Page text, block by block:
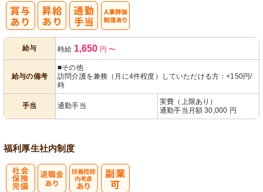
給与 時給 1,650 円 〜
給与の備考
■その他
訪問介護を兼務（月に4件程度）していただける方：+150円/
時
手当 通勤手当
実費（上限あり）
通勤手当月額 30,000 円
福利厚生社内制度